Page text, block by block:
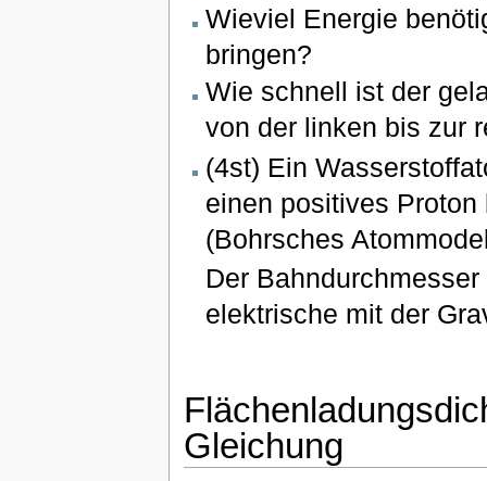
Wieviel Energie
bringen?
Wie schnell ist der
von der linken bis zur
(4st) Ein
einen positives
(Bohrsches
Der
elektrische mit der
Gleichung